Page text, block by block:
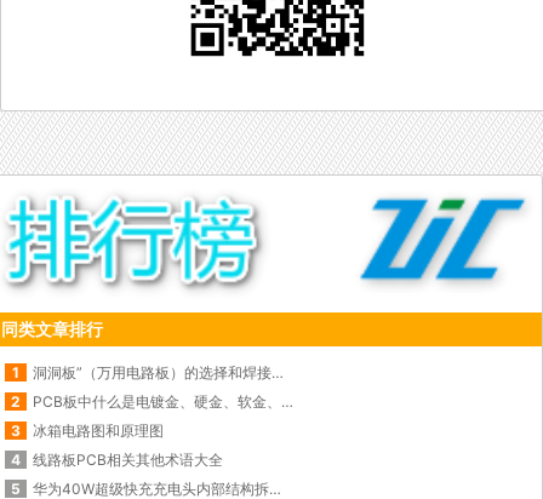
同类文章排行
1
洞洞板”（万用电路板）的选择和焊接使用技巧
2
PCB板中什么是电镀金、硬金、软金、化金、闪金？
3
冰箱电路图和原理图
4
线路板PCB相关其他术语大全
5
华为40W超级快充充电头内部结构拆解图